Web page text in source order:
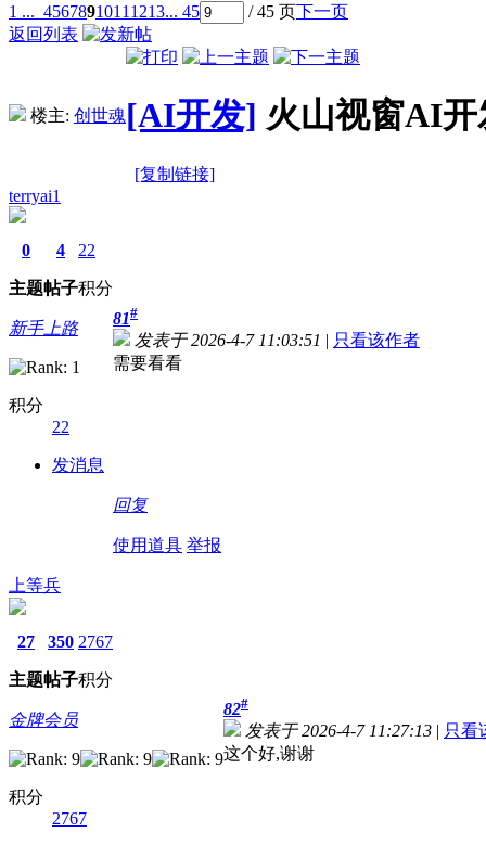
1 ... 4567891011 1213... 45 / 45 页下一页
返回列表
楼主: 创世魂[AI开发] 火山视窗AI
[复制链接]
terryai1
0
主题
4
帖子
22
积分
新手上路
积分
22
发消息
81#
发表于 2026-4-7 11:03:51 | 只看该作者
需要看看
回复
使用道具 举报
上等兵
27
主题
350
帖子
2767
积分
金牌会员
积分
2767
82#
发表于 2026-4-7 11:27:13 | 只看
这个好,谢谢